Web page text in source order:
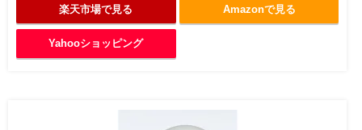
楽天市場で見る Amazonで見る
Yahooショッピング